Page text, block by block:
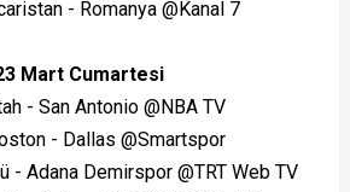
- Romanya @Kanal 7
Mart Cumartesi
- San Antonio @NBA TV
- Dallas @Smartspor
- Adana Demirspor @TRT Web TV